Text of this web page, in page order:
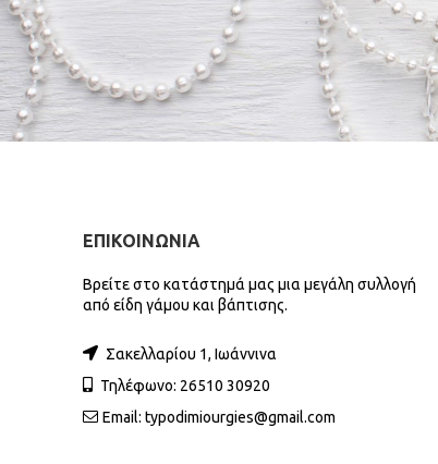
ΕΠΙΚΟΙΝΩΝΙΑ
Βρείτε στο κατάστημά μας μια μεγάλη συλλογή
από είδη γάμου και βάπτισης.
Σακελλαρίου 1, Ιωάννινα
Τηλέφωνο: 26510 30920
Email: typodimiourgies@gmail.com